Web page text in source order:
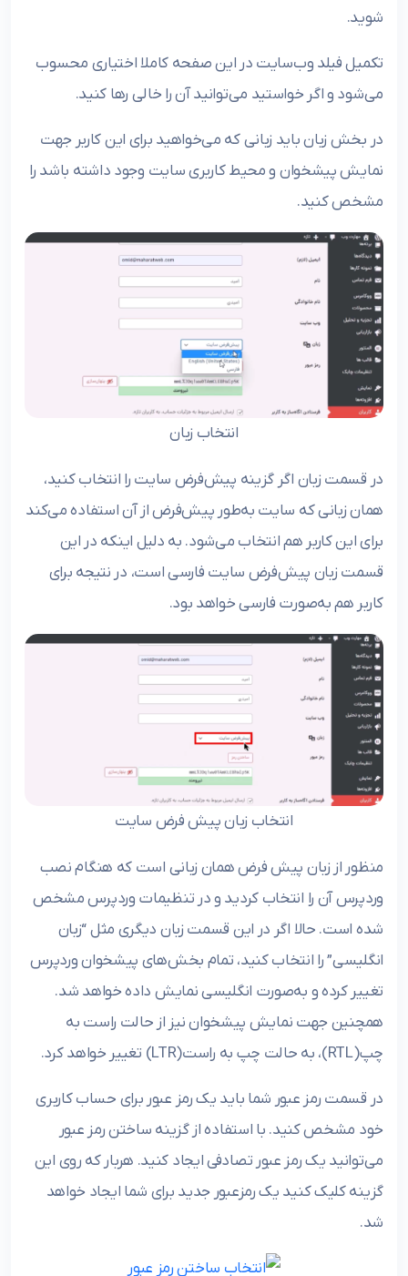
شوید.
تکمیل فیلد وب‌سایت در این صفحه کاملا اختیاری محسوب
می‌شود و اگر خواستید می‌توانید آن را خالی رها کنید.
در بخش زبان باید زبانی که می‌خواهید برای این کاربر جهت
نمایش پیشخوان و محیط کاربری سایت وجود داشته باشد را
مشخص کنید.
انتخاب زبان
در قسمت زبان اگر گزینه پیش‌فرض سایت را انتخاب کنید،
همان زبانی که سایت به‌طور پیش‌فرض از آن استفاده می‌کند
برای این کاربر هم انتخاب می‌شود. به دلیل اینکه در این
قسمت زبان پیش‌فرض سایت فارسی است، در نتیجه برای
کاربر هم به‌صورت فارسی خواهد بود.
انتخاب زبان پیش فرض سایت
منظور از زبان پیش فرض همان زبانی است که هنگام نصب
وردپرس آن را انتخاب کردید و در تنظیمات وردپرس مشخص
شده است. حالا اگر در این قسمت زبان دیگری مثل “زبان
انگلیسی” را انتخاب کنید، تمام بخش‌های پیشخوان وردپرس
تغییر کرده و به‌صورت انگلیسی نمایش داده خواهد شد.
همچنین جهت نمایش پیشخوان نیز از حالت راست به
چپ(RTL)، به حالت چپ به راست(LTR) تغییر خواهد کرد.
در قسمت رمز عبور شما باید یک رمز عبور برای حساب کاربری
خود مشخص کنید. با استفاده از گزینه ساختن رمز عبور
می‌توانید یک رمز عبور تصادفی ایجاد کنید. هربار که روی این
گزینه کلیک کنید یک رمزعبور جدید برای شما ایجاد خواهد
شد.